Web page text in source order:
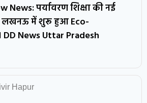
News: पर्यावरण शिक्षा की नई
लखनऊ में शुरू हुआ Eco-
News Uttar Pradesh